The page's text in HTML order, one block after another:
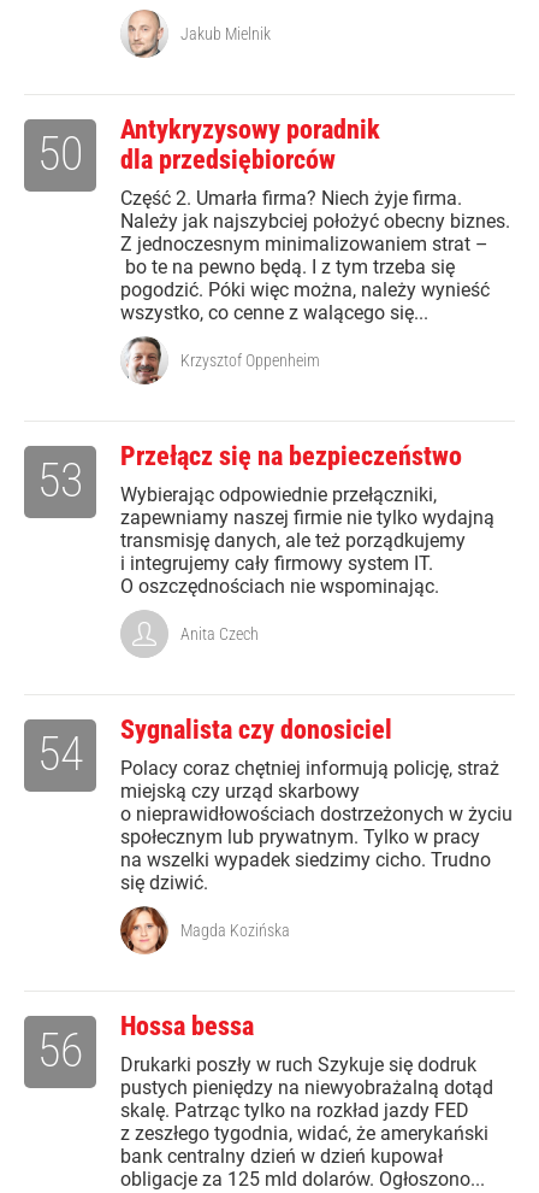
Jakub Mielnik
Antykryzysowy poradnik
dla przedsiębiorców
Część 2. Umarła firma? Niech żyje firma.
Należy jak najszybciej położyć obecny biznes.
Z jednoczesnym minimalizowaniem strat –
bo te na pewno będą. I z tym trzeba się
pogodzić. Póki więc można, należy wynieść
wszystko, co cenne z walącego się...
50
Krzysztof Oppenheim
Przełącz się na bezpieczeństwo
Wybierając odpowiednie przełączniki,
zapewniamy naszej firmie nie tylko wydajną
transmisję danych, ale też porządkujemy
i integrujemy cały firmowy system IT.
O oszczędnościach nie wspominając.
53
Anita Czech
Sygnalista czy donosiciel
Polacy coraz chętniej informują policję, straż
miejską czy urząd skarbowy
o nieprawidłowościach dostrzeżonych w życiu
społecznym lub prywatnym. Tylko w pracy
na wszelki wypadek siedzimy cicho. Trudno
się dziwić.
54
Magda Kozińska
Hossa bessa
Drukarki poszły w ruch Szykuje się dodruk
pustych pieniędzy na niewyobrażalną dotąd
skalę. Patrząc tylko na rozkład jazdy FED
z zeszłego tygodnia, widać, że amerykański
bank centralny dzień w dzień kupował
obligacje za 125 mld dolarów. Ogłoszono...
56